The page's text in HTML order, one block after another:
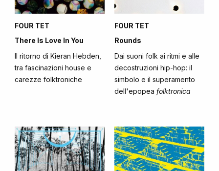
FOUR TET
There Is Love In You
Il ritorno di Kieran Hebden,
tra fascinazioni house e
carezze folktroniche
FOUR TET
Rounds
Dai suoni folk ai ritmi e alle
decostruzioni hip-hop: il
simbolo e il superamento
dell'epopea folktronica